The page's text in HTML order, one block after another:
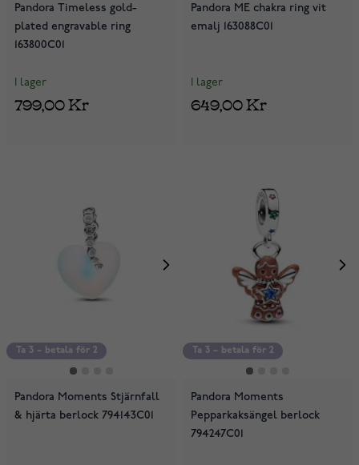
Pandora Timeless gold-
plated engravable ring
163800C01
I lager
799,00 Kr
Pandora ME chakra ring vit
emalj 163088C01
I lager
649,00 Kr
Ta 3 – betala för 2
Pandora Moments Stjärnfall
& hjärta berlock 794143C01
Ta 3 – betala för 2
Pandora Moments
Pepparkaksängel berlock
794247C01